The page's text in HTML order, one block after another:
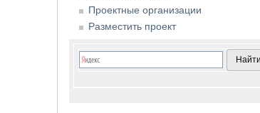
Проектные организации
Разместить проект